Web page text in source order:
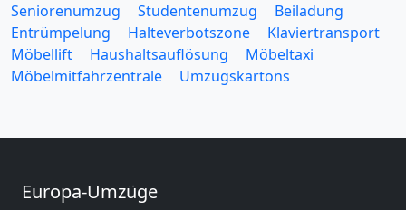
Seniorenumzug
Studentenumzug
Beiladung
Entrümpelung
Halteverbotszone
Klaviertransport
Möbellift
Haushaltsauflösung
Möbeltaxi
Möbelmitfahrzentrale
Umzugskartons
Europa-Umzüge